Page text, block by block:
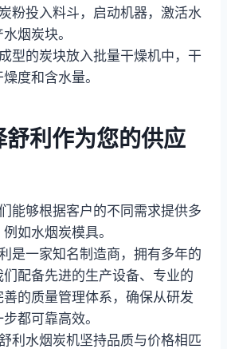
粉投入料斗，启动机器，激活水
烟炭块。
型的炭块放入批量干燥机中，干
度和含水量。
舒利作为您的供应
能够根据客户的不同需求提供多
如水烟炭模具。
是一家知名制造商，拥有多年的
配备先进的生产设备、专业的
的质量管理体系，确保从研发
都可靠高效。
利水烟炭机坚持品质与价格相匹